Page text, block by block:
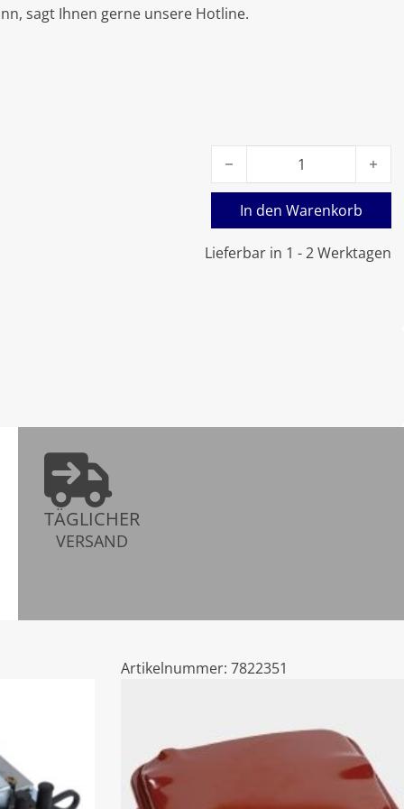
sagt Ihnen gerne unsere Hotline.
Lieferbar in 1 - 2 Werktagen
Viessmann Lippendichtung
In den Warenkorb
TÄGLICHER
VERSAND
Artikelnummer:7822351